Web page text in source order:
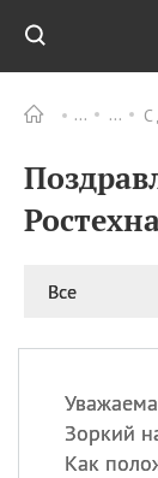
С
Все
Зоркий
Как